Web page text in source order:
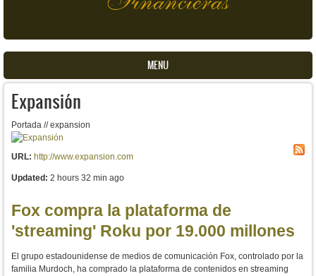
MENU
Expansión
Portada // expansion
URL: http://www.expansion.com
Updated: 2 hours 32 min ago
Fox compra la plataforma de
'streaming' Roku por 19.000 millones
El grupo estadounidense de medios de comunicación Fox, controlado por la
familia Murdoch, ha comprado la plataforma de contenidos en streaming